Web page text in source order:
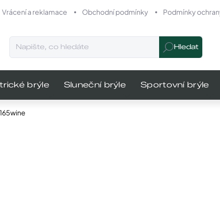
Vrácení a reklamace Obchodní podmínky Podmínky
Hledat
brýle Sluneční brýle Sportovní brýle